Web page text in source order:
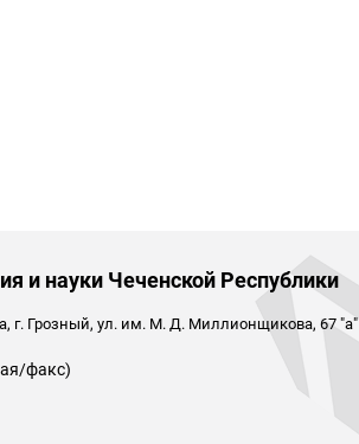
и науки Чеченской Республики
г. Грозный, ул. им. М. Д. Миллионщикова, 67 "а"
факс)